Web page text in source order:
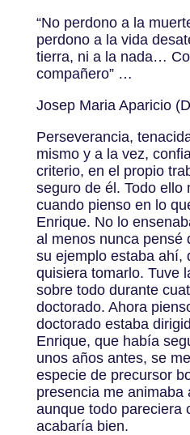
“No perdono a la
perdono a la vida
tierra, ni a la nada…
compañero” …
Josep Maria Aparicio
Perseverancia,
mismo y a la vez,
criterio, en el propio
seguro de él. Todo ello
cuando pienso en lo
Enrique. No lo
al menos nunca pensé
su ejemplo estaba ahí,
quisiera tomarlo. Tuve
sobre todo durante
doctorado. Ahora
doctorado estaba
Enrique, que había
unos años antes, se
especie de precursor
presencia me animaba
aunque todo pareciera
acabaría bien.